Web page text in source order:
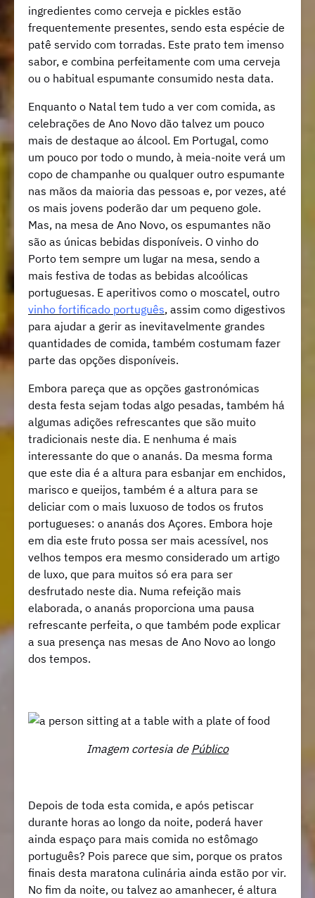
ingredientes como cerveja e pickles estão
frequentemente presentes, sendo esta espécie de
patê servido com torradas. Este prato tem imenso
sabor, e combina perfeitamente com uma cerveja
ou o habitual espumante consumido nesta data.
Enquanto o Natal tem tudo a ver com comida, as
celebrações de Ano Novo dão talvez um pouco
mais de destaque ao álcool. Em Portugal, como
um pouco por todo o mundo, à meia-noite verá um
copo de champanhe ou qualquer outro espumante
nas mãos da maioria das pessoas e, por vezes, até
os mais jovens poderão dar um pequeno gole.
Mas, na mesa de Ano Novo, os espumantes não
são as únicas bebidas disponíveis. O vinho do
Porto tem sempre um lugar na mesa, sendo a
mais festiva de todas as bebidas alcoólicas
portuguesas. E aperitivos como o moscatel, outro
vinho fortificado português, assim como digestivos
para ajudar a gerir as inevitavelmente grandes
quantidades de comida, também costumam fazer
parte das opções disponíveis.
Embora pareça que as opções gastronómicas
desta festa sejam todas algo pesadas, também há
algumas adições refrescantes que são muito
tradicionais neste dia. E nenhuma é mais
interessante do que o ananás. Da mesma forma
que este dia é a altura para esbanjar em enchidos,
marisco e queijos, também é a altura para se
deliciar com o mais luxuoso de todos os frutos
portugueses: o ananás dos Açores. Embora hoje
em dia este fruto possa ser mais acessível, nos
velhos tempos era mesmo considerado um artigo
de luxo, que para muitos só era para ser
desfrutado neste dia. Numa refeição mais
elaborada, o ananás proporciona uma pausa
refrescante perfeita, o que também pode explicar
a sua presença nas mesas de Ano Novo ao longo
dos tempos.
Imagem cortesia de Público
Depois de toda esta comida, e após petiscar
durante horas ao longo da noite, poderá haver
ainda espaço para mais comida no estômago
português? Pois parece que sim, porque os pratos
finais desta maratona culinária ainda estão por vir.
No fim da noite, ou talvez ao amanhecer, é altura